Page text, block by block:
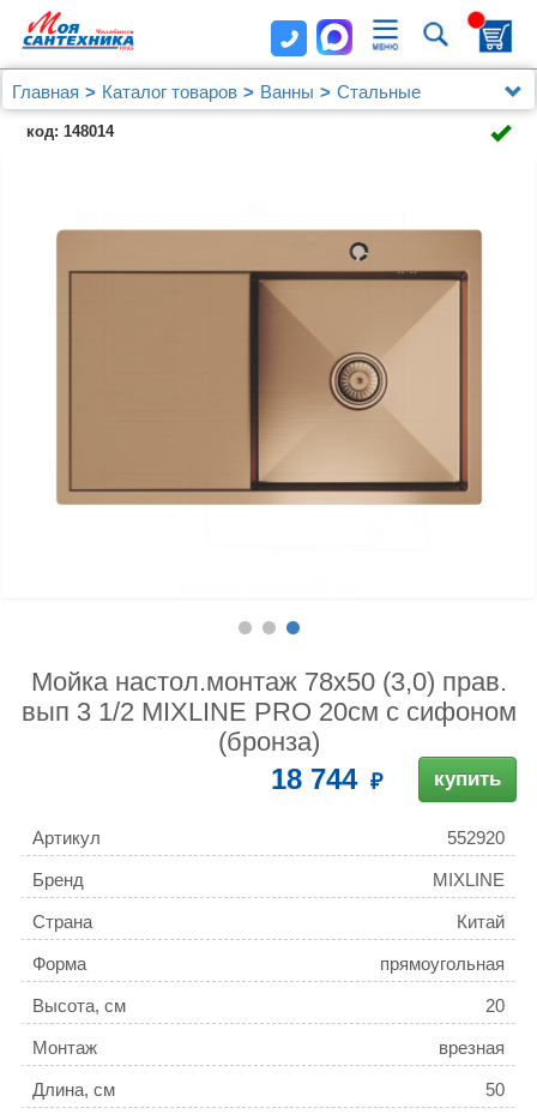
Главная Каталог товаров Ванны
Стальные
Мойка настол.монтаж 78х50 (3,0) прав. вып 3 1/2
MIXLINE PRO 20см с сифоном (бронза)
код: 148014
Мойка настол.монтаж 78х50 (3,0) прав.
вып 3 1/2 MIXLINE PRO 20см с сифоном
(бронза)
18 744 купить
Артикул 552920
Бренд MIXLINE
Страна Китай
Форма прямоугольная
Высота, см 20
Монтаж врезная
Длина, см 50